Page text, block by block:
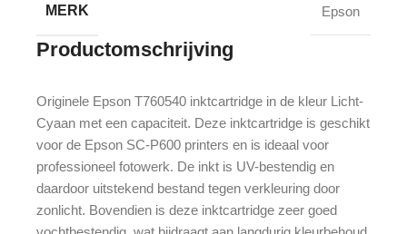
MERK Epson
Productomschrijving
Originele Epson T760540 inktcartridge in de kleur Licht-
Cyaan met een capaciteit. Deze inktcartridge is geschikt
voor de Epson SC-P600 printers en is ideaal voor
professioneel fotowerk. De inkt is UV-bestendig en
daardoor uitstekend bestand tegen verkleuring door
zonlicht. Bovendien is deze inktcartridge zeer goed